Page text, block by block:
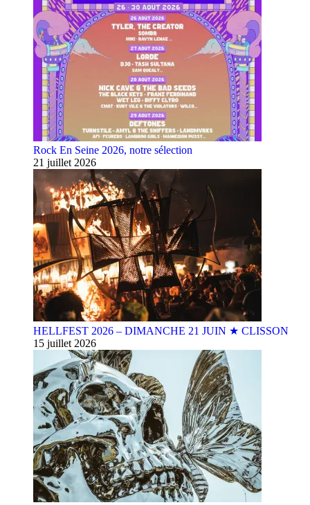
Rock En Seine 2026, notre sélection
21 juillet 2026
HELLFEST 2026 – DIMANCHE 21 JUIN ★ CLISSON
15 juillet 2026